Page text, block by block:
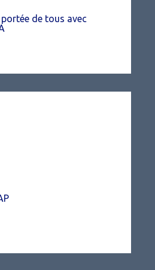
de tous avec